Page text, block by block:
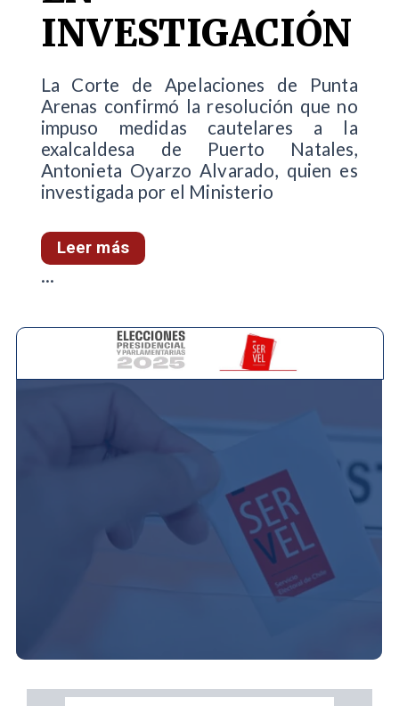
INVESTIGACIÓN
La Corte de Apelaciones de Punta
Arenas confirmó la resolución que no
impuso medidas cautelares a la
exalcaldesa de Puerto Natales,
Antonieta Oyarzo Alvarado, quien es
investigada por el Ministerio
Leer más
...